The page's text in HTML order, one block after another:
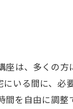
座は、多くの方
いる間に、必
間を自由に調整